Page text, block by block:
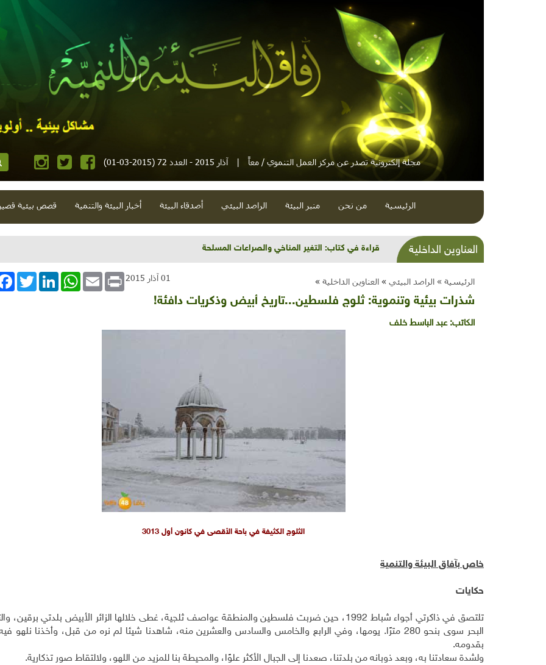
مجلة إلكترونية تصدر عن مركز العمل التنموي / معاً | آذار 2015 - العدد 72 (2015-03-01)
الرئيسية من نحن منبر البيئة الراصد البيئي أصدقاء البيئة أخبار البيئة والتنمية قصص بيئية
العناوين الداخلية قراءة في كتاب: التغير المناخي والصراعات المسلحة
الرئيسية » الراصد البيئي » العناوين الداخلية »
TwitterLinkedInWhatsApp Email Print 01 آذار 2015
شذرات بيئية وتنموية: ثلوج فلسطين...تاريخ أبيض وذكريات دافئة!
الكاتب:عبد الباسط خلف
الثلوج الكثيفة في باحة الأقصى في كانون أول 3013
خاص بآفاق البيئة والتنمية
حكايات
تلتصق في ذاكرتي أجواء شباط 1992، حين ضربت فلسطين والمنطقة عواصف ثلجية، غطى خلالها الزائر الأبيض بلدتي برقين،
البحر سوى بنحو 280 مترًا. يومها، وفي الرابع والخامس والسادس والعشرين منه، شاهدنا شيئا لم نره من قبل، وأخذنا نلهو
بقدومه.
ولشدة سعادتنا به، وبعد ذوبانه من بلدتنا، صعدنا إلى الجبال الأكثر علوًا، والمحيطة بنا للمزيد من اللهو، ولالتقاط صور تذكارية.